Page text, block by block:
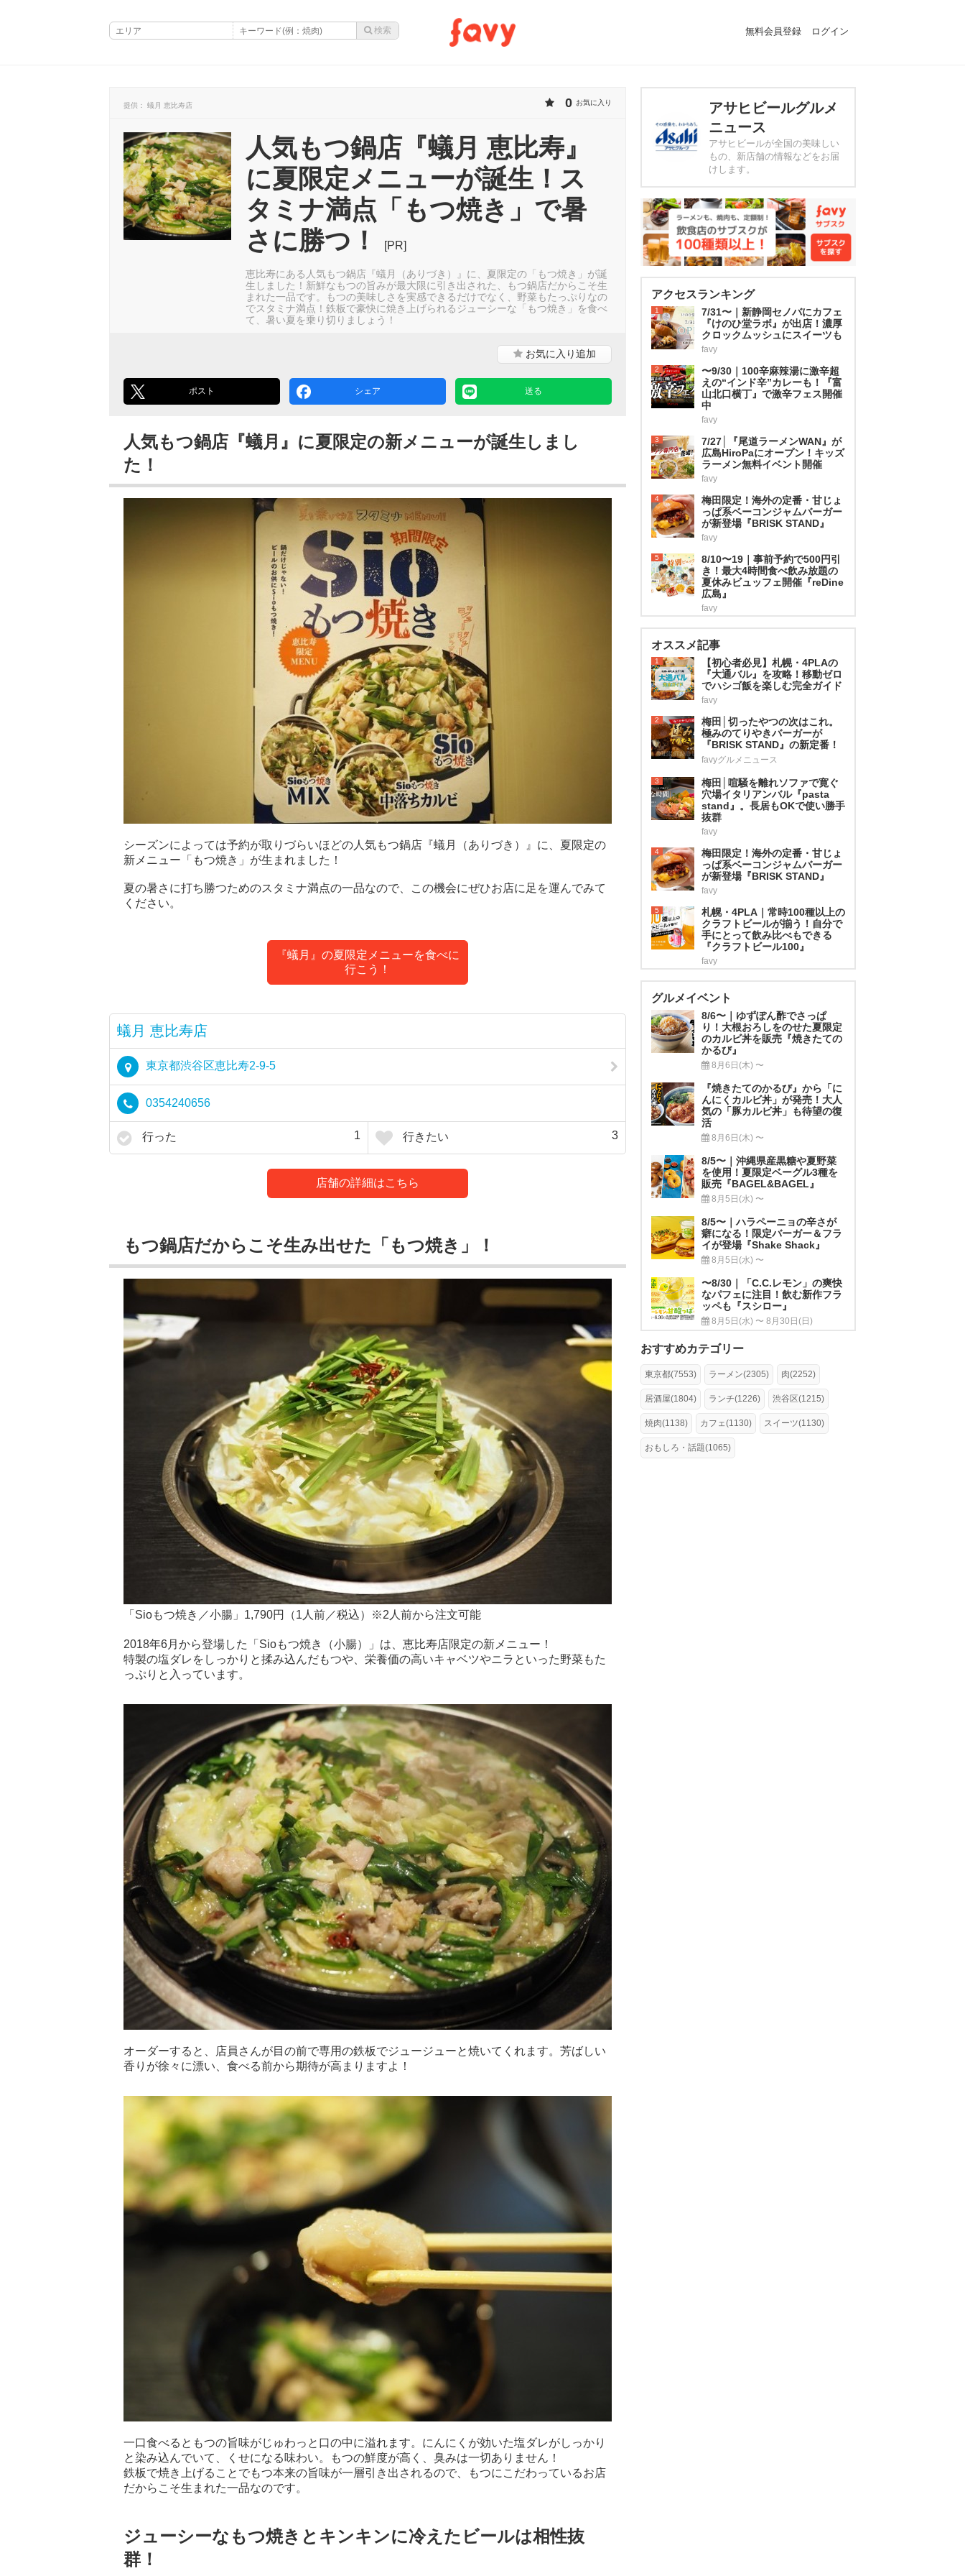
無料会員登録 ログイン
提供： 蟻月 恵比寿店 0 お気に入り
人気もつ鍋店『蟻月 恵比寿』
に夏限定メニューが誕生！ス
タミナ満点「もつ焼き」で暑
さに勝つ！
[PR]
恵比寿にある人気もつ鍋店『蟻月（ありづき）』に、夏限定の「もつ焼き」が誕
生しました！新鮮なもつの旨みが最大限に引き出された、もつ鍋店だからこそ生
まれた一品です。もつの美味しさを実感できるだけでなく、野菜もたっぷりなの
でスタミナ満点！鉄板で豪快に焼き上げられるジューシーな「もつ焼き」を食べ
て、暑い夏を乗り切りましょう！
お気に入り追加
ポスト シェア 送る
人気もつ鍋店『蟻月』に夏限定の新メニューが誕生しまし
た！
シーズンによっては予約が取りづらいほどの人気もつ鍋店『蟻月（ありづき）』に、夏限定の
新メニュー「もつ焼き」が生まれました！
夏の暑さに打ち勝つためのスタミナ満点の一品なので、この機会にぜひお店に足を運んでみて
ください。
『蟻月』の夏限定メニューを食べに
行こう！
蟻月 恵比寿店
東京都渋谷区恵比寿2-9-5
0354240656
行った 1 行きたい 3
店舗の詳細はこちら
もつ鍋店だからこそ生み出せた「もつ焼き」！
「Sioもつ焼き／小腸」1,790円（1人前／税込）※2人前から注文可能
2018年6月から登場した「Sioもつ焼き（小腸）」は、恵比寿店限定の新メニュー！
特製の塩ダレをしっかりと揉み込んだもつや、栄養価の高いキャベツやニラといった野菜もた
っぷりと入っています。
オーダーすると、店員さんが目の前で専用の鉄板でジュージューと焼いてくれます。芳ばしい
香りが徐々に漂い、食べる前から期待が高まりますよ！
一口食べるともつの旨味がじゅわっと口の中に溢れます。にんにくが効いた塩ダレがしっかり
と染み込んでいて、くせになる味わい。もつの鮮度が高く、臭みは一切ありません！
鉄板で焼き上げることでもつ本来の旨味が一層引き出されるので、もつにこだわっているお店
だからこそ生まれた一品なのです。
ジューシーなもつ焼きとキンキンに冷えたビールは相性抜
群！
アサヒビールグルメ
ニュース
アサヒビールが全国の美味しい
もの、新店舗の情報などをお届
けします。
アクセスランキング
1
7/31〜｜新静岡セノバにカフェ
『けのひ堂ラボ』が出店！濃厚
クロックムッシュにスイーツも
favy
2
〜9/30｜100辛麻辣湯に激辛超
えの“インド辛”カレーも！『富
山北口横丁』で激辛フェス開催
中
favy
3
7/27│『尾道ラーメンWAN』が
広島HiroPaにオープン！キッズ
ラーメン無料イベント開催
favy
4
梅田限定！海外の定番・甘じょ
っぱ系ベーコンジャムバーガー
が新登場『BRISK STAND』
favy
5
8/10〜19｜事前予約で500円引
き！最大4時間食べ飲み放題の
夏休みビュッフェ開催『reDine
広島』
favy
オススメ記事
1
【初心者必見】札幌・4PLAの
『大通バル』を攻略！移動ゼロ
でハシゴ飯を楽しむ完全ガイド
favy
2
梅田│切ったやつの次はこれ。
極みのてりやきバーガーが
『BRISK STAND』の新定番！
favyグルメニュース
3
梅田│喧騒を離れソファで寛ぐ
穴場イタリアンバル『pasta
stand』。長居もOKで使い勝手
抜群
favy
4
梅田限定！海外の定番・甘じょ
っぱ系ベーコンジャムバーガー
が新登場『BRISK STAND』
favy
5
札幌・4PLA｜常時100種以上の
クラフトビールが揃う！自分で
手にとって飲み比べもできる
『クラフトビール100』
favy
グルメイベント
8/6〜｜ゆずぽん酢でさっぱ
り！大根おろしをのせた夏限定
のカルビ丼を販売『焼きたての
かるび』
8月6日(木) 〜
『焼きたてのかるび』から「に
んにくカルビ丼」が発売！大人
気の「豚カルビ丼」も待望の復
活
8月6日(木) 〜
8/5〜｜沖縄県産黒糖や夏野菜
を使用！夏限定ベーグル3種を
販売『BAGEL&BAGEL』
8月5日(水) 〜
8/5〜｜ハラペーニョの辛さが
癖になる！限定バーガー＆フラ
イが登場『Shake Shack』
8月5日(水) 〜
〜8/30｜「C.C.レモン」の爽快
なパフェに注目！飲む新作フラ
ッペも『スシロー』
8月5日(水) 〜 8月30日(日)
おすすめカテゴリー
東京都(7553) ラーメン(2305) 肉(2252)
居酒屋(1804) ランチ(1226) 渋谷区(1215)
焼肉(1138) カフェ(1130) スイーツ(1130)
おもしろ・話題(1065)